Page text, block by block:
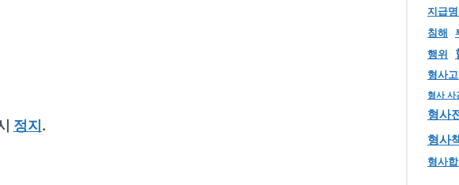
정지 .
지급
침해
행위
형사
형사 사
형사
형사
형사합